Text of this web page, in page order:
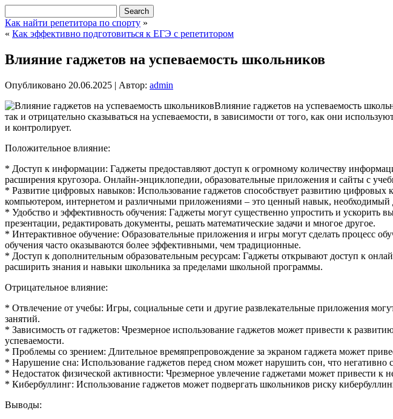
Как найти репетитора по спорту »
« Как эффективно подготовиться к ЕГЭ с репетитором
Влияние гаджетов на успеваемость школьников
Опубликовано 20.06.2025 | Автор: admin
Влияние гаджетов на успеваемость
так и отрицательно сказываться на успеваемости, в зависимости от того, как они
и контролирует.
Положительное влияние:
* Доступ к информации: Гаджеты предоставляют доступ к огромному количеству
расширения кругозора. Онлайн-энциклопедии, образовательные приложения и сайты с
* Развитие цифровых навыков: Использование гаджетов способствует развитию
компьютером, интернетом и различными приложениями – это ценный навык,
* Удобство и эффективность обучения: Гаджеты могут существенно упростить и
презентации, редактировать документы, решать математические задачи и многое другое.
* Интерактивное обучение: Образовательные приложения и игры могут сделать процесс
обучения часто оказываются более эффективными, чем традиционные.
* Доступ к дополнительным образовательным ресурсам: Гаджеты открывают доступ к
расширить знания и навыки школьника за пределами школьной программы.
Отрицательное влияние:
* Отвлечение от учебы: Игры, социальные сети и другие развлекательные приложения
занятий.
* Зависимость от гаджетов: Чрезмерное использование гаджетов может привести к
успеваемости.
* Проблемы со зрением: Длительное времяпрепровождение за экраном гаджета может
* Нарушение сна: Использование гаджетов перед сном может нарушить сон, что негативно
* Недостаток физической активности: Чрезмерное увлечение гаджетами может привести к
* Кибербуллинг: Использование гаджетов может подвергать школьников риску
Выводы: